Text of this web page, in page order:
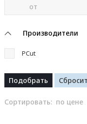
от
Производители
PCut
Сортировать: по цене